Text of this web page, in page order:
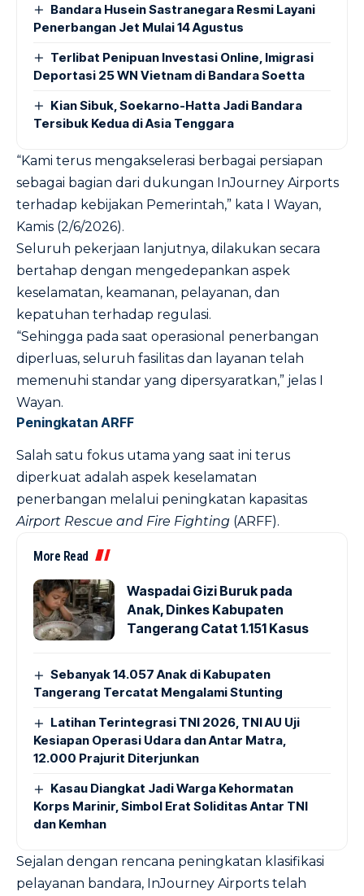
Bandara Husein Sastranegara Resmi Layani
Penerbangan Jet Mulai 14 Agustus
Terlibat Penipuan Investasi Online, Imigrasi
Deportasi 25 WN Vietnam di Bandara Soetta
Kian Sibuk, Soekarno-Hatta Jadi Bandara
Tersibuk Kedua di Asia Tenggara
“Kami terus mengakselerasi berbagai persiapan
sebagai bagian dari dukungan InJourney Airports
terhadap kebijakan Pemerintah,” kata I Wayan,
Kamis (2/6/2026).
Seluruh pekerjaan lanjutnya, dilakukan secara
bertahap dengan mengedepankan aspek
keselamatan, keamanan, pelayanan, dan
kepatuhan terhadap regulasi.
“Sehingga pada saat operasional penerbangan
diperluas, seluruh fasilitas dan layanan telah
memenuhi standar yang dipersyaratkan,” jelas I
Wayan.
Peningkatan ARFF
Salah satu fokus utama yang saat ini terus
diperkuat adalah aspek keselamatan
penerbangan melalui peningkatan kapasitas
Airport Rescue and Fire Fighting (ARFF).
More Read
Waspadai Gizi Buruk pada
Anak, Dinkes Kabupaten
Tangerang Catat 1.151 Kasus
Sebanyak 14.057 Anak di Kabupaten
Tangerang Tercatat Mengalami Stunting
Latihan Terintegrasi TNI 2026, TNI AU Uji
Kesiapan Operasi Udara dan Antar Matra,
12.000 Prajurit Diterjunkan
Kasau Diangkat Jadi Warga Kehormatan
Korps Marinir, Simbol Erat Soliditas Antar TNI
dan Kemhan
Sejalan dengan rencana peningkatan klasifikasi
pelayanan bandara, InJourney Airports telah